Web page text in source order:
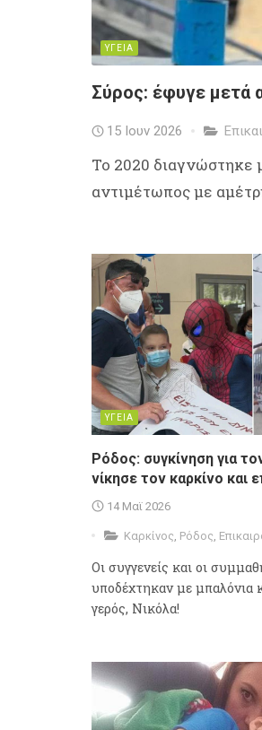
ΥΓΕΙΑ
Σύρος: έφυγε μετά
15 Ιουν 2026
Το 2020 διαγνώστηκε
αντιμέτωπος με
ΥΓΕΙΑ
Ρόδος: συγκίνηση για
νίκησε τον καρκίνο και
14 Μαϊ 2026
Καρκίνος, Ρόδος,
Οι συγγενείς και οι
υποδέχτηκαν με μπαλόνια
γερός, Νικόλα!